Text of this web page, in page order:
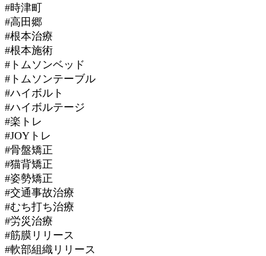
#時津町
#高田郷
#根本治療
#根本施術
#トムソンベッド
#トムソンテーブル
#ハイボルト
#ハイボルテージ
#楽トレ
#JOYトレ
#骨盤矯正
#猫背矯正
#姿勢矯正
#交通事故治療
#むち打ち治療
#労災治療
#筋膜リリース
#軟部組織リリース